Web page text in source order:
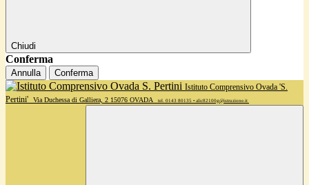
Chiudi
Conferma
Annulla Conferma
Istituto Comprensivo Ovada 'S.
Pertini'
Via Duchessa di Galliera, 2 15076 OVADA tel. 0143 80135 • alic82100g@istruzione.it